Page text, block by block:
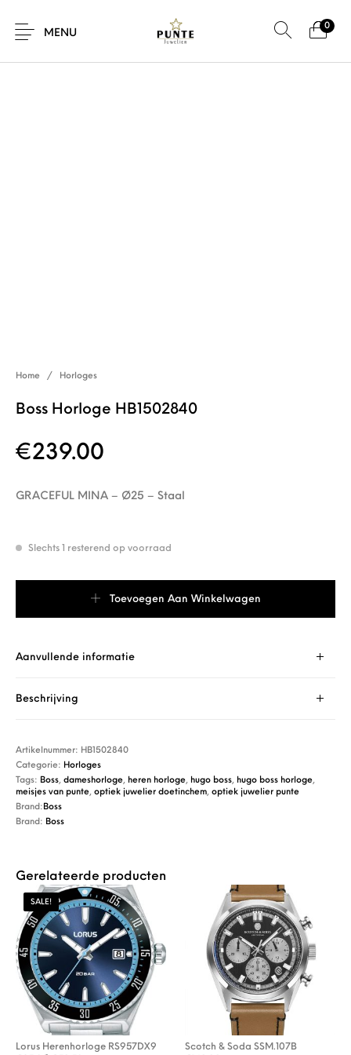
MENU
0
Home / Horloges
Boss Horloge HB1502840
€239.00
GRACEFUL MINA – Ø25 – Staal
Slechts 1 resterend op voorraad
Toevoegen Aan Winkelwagen
Aanvullende informatie
Beschrijving
Artikelnummer: HB1502840
Categorie: Horloges
Tags: Boss,dameshorloge, heren horloge, hugo boss, hugo boss horloge,
meisjes van punte,optiek juwelier doetinchem,optiek juwelier punte
Brand: Boss
Brand: Boss
Gerelateerde producten
SALE!
Lorus Herenhorloge RS957DX9
Scotch & Soda SSM.107B